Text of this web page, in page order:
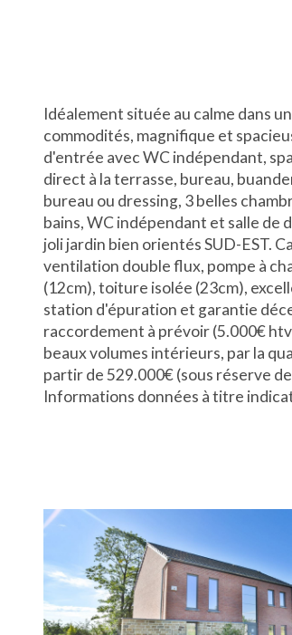
Idéalement située au calme dans
commodités, magnifique et
d'entrée avec WC indépendant,
direct à la terrasse, bureau,
bureau ou dressing, 3 belles
bains, WC indépendant et salle de
joli jardin bien orientés SUD-EST.
ventilation double flux, pompe à
(12cm), toiture isolée (23cm),
station d'épuration et garantie
raccordement à prévoir (5.000€
beaux volumes intérieurs, par la
partir de 529.000€ (sous réserve
Informations données à titre